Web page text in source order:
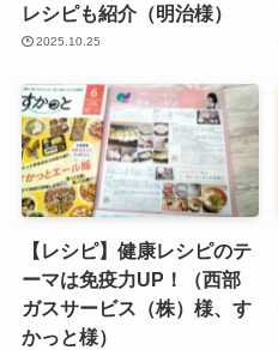
レシピも紹介（明治様）
2025.10.25
【レシピ】健康レシピのテ
ーマは免疫力UP！（西部
ガスサービス（株）様、す
かっと様）